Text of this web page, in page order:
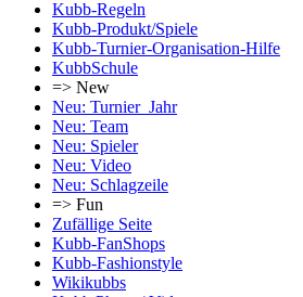
Kubb-Regeln
Kubb-Produkt/Spiele
Kubb-Turnier-Organisation-Hilfe
KubbSchule
=> New
Neu: Turnier_Jahr
Neu: Team
Neu: Spieler
Neu: Video
Neu: Schlagzeile
=> Fun
Zufällige Seite
Kubb-FanShops
Kubb-Fashionstyle
Wikikubbs